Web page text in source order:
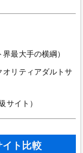
最大手の横綱）
オリティアダルトサ
サイト）
イト比較